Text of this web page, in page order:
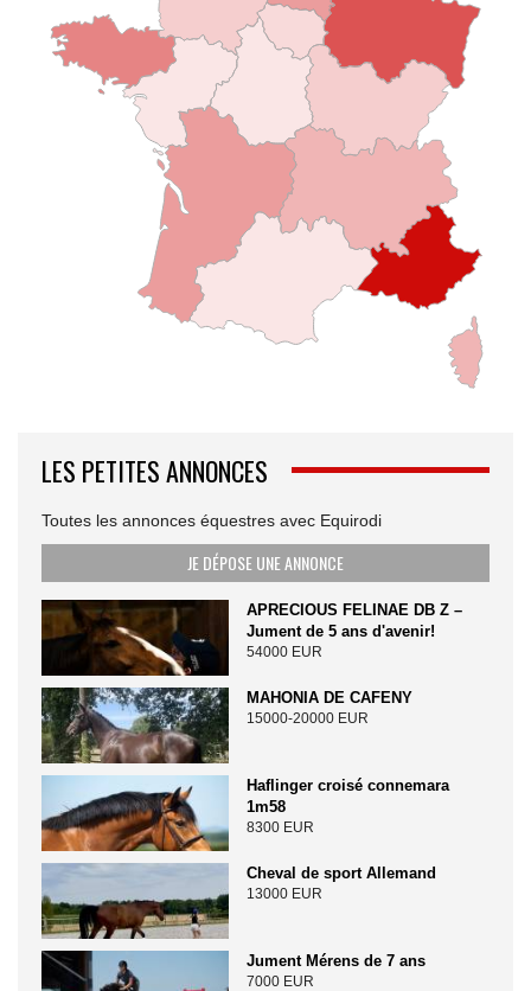
LES PETITES ANNONCES
Toutes les annonces équestres avec Equirodi
JE DÉPOSE UNE ANNONCE
APRECIOUS FELINAE DB Z –
Jument de 5 ans d'avenir!
54000 EUR
MAHONIA DE CAFENY
15000-20000 EUR
Haflinger croisé connemara
1m58
8300 EUR
Cheval de sport Allemand
13000 EUR
Jument Mérens de 7 ans
7000 EUR